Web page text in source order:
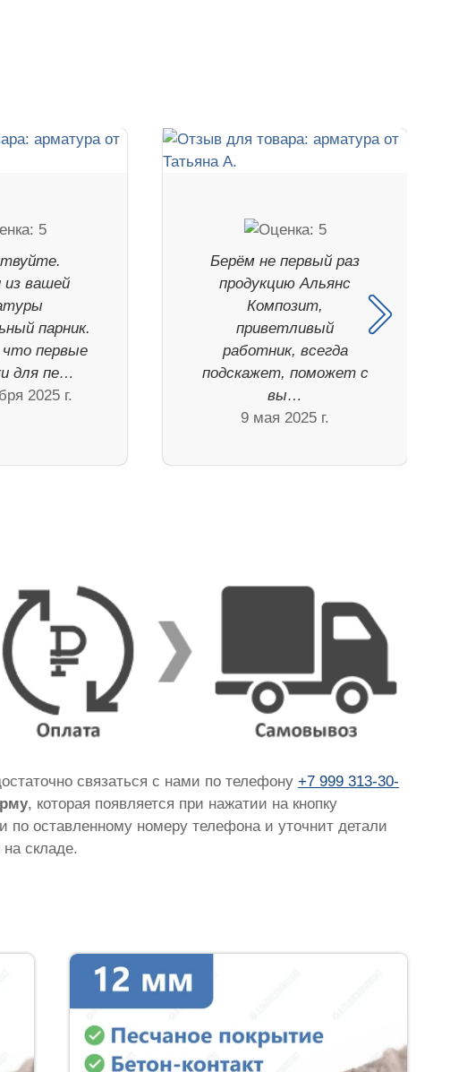
из вашей
парник.
первые
для пе…
2025 г.
Берём не первый раз
продукцию Альянс
Композит,
приветливый
работник, всегда
подскажет, поможет с
вы…
9 мая 2025 г.
связаться с нами по телефону+7 999 313-30-
, которая появляется при нажатии на кнопку
по оставленному номеру телефона и уточнит детали
складе.